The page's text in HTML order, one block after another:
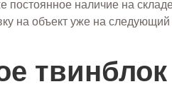
постоянное наличие на
на объект уже на следующий
твинблок